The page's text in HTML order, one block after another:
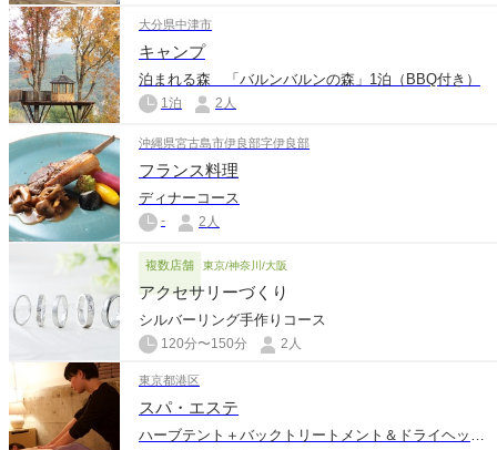
大分県中津市
キャンプ
泊まれる森 「バルンバルンの森」1泊（BBQ付き）
1泊 2人
沖縄県宮古島市伊良部字伊良部
フランス料理
ディナーコース
- 2人
複数店舗 東京/神奈川/大阪
アクセサリーづくり
シルバーリング手作りコース
120分〜150分 2人
東京都港区
スパ・エステ
ハーブテント＋バックトリートメント＆ドライヘッドスパコース